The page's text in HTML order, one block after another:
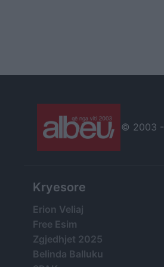
© 2003 -
Kryesore
Erion Veliaj
Free Esim
Zgjedhjet 2025
Belinda Balluku